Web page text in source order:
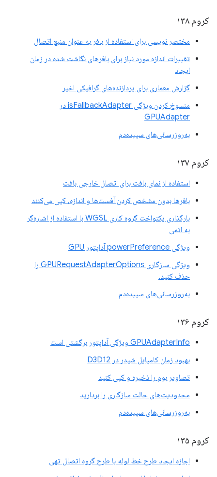
کروم ۱۳۸
مختصر نویسی برای استفاده از بافر به عنوان منبع اتصال
تغییرات اندازه مورد نیاز برای بافرهای نگاشت شده در زمان
ایجاد
گزارش معماری برای پردازنده‌های گرافیکی اخیر
منسوخ کردن ویژگی isFallbackAdapter در
GPUAdapter
به‌روزرسانی‌های سپیده‌دم
کروم ۱۳۷
استفاده از نمای بافت برای اتصال خارجی بافت
بافرها بدون مشخص کردن آفست‌ها و اندازه، کپی می‌کنند
بارگذاری یکنواخت گروه کاری WGSL با استفاده از اشاره‌گر
به اتمی
ویژگی powerPreference آداپتور GPU
ویژگی سازگاری GPURequestAdapterOptions را
حذف کنید.
به‌روزرسانی‌های سپیده‌دم
کروم ۱۳۶
GPUAdapterInfo ویژگی آداپتور برگشتی است
بهبود زمان کامپایل شیدر در D3D12
تصاویر بوم را ذخیره و کپی کنید
محدودیت‌های حالت سازگاری را بردارید
به‌روزرسانی‌های سپیده‌دم
کروم ۱۳۵
اجازه ایجاد طرح خط لوله با طرح گروه اتصال تهی